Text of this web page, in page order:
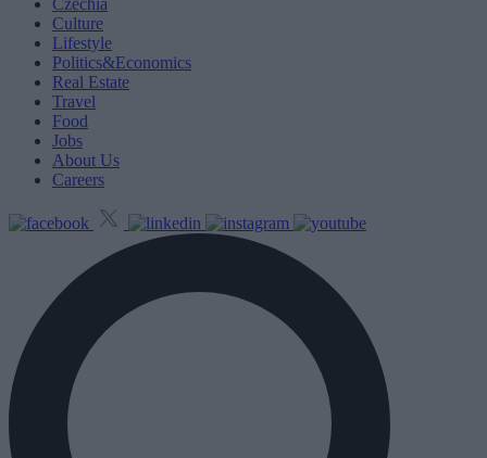
Czechia
Culture
Lifestyle
Politics&Economics
Real Estate
Travel
Food
Jobs
About Us
Careers